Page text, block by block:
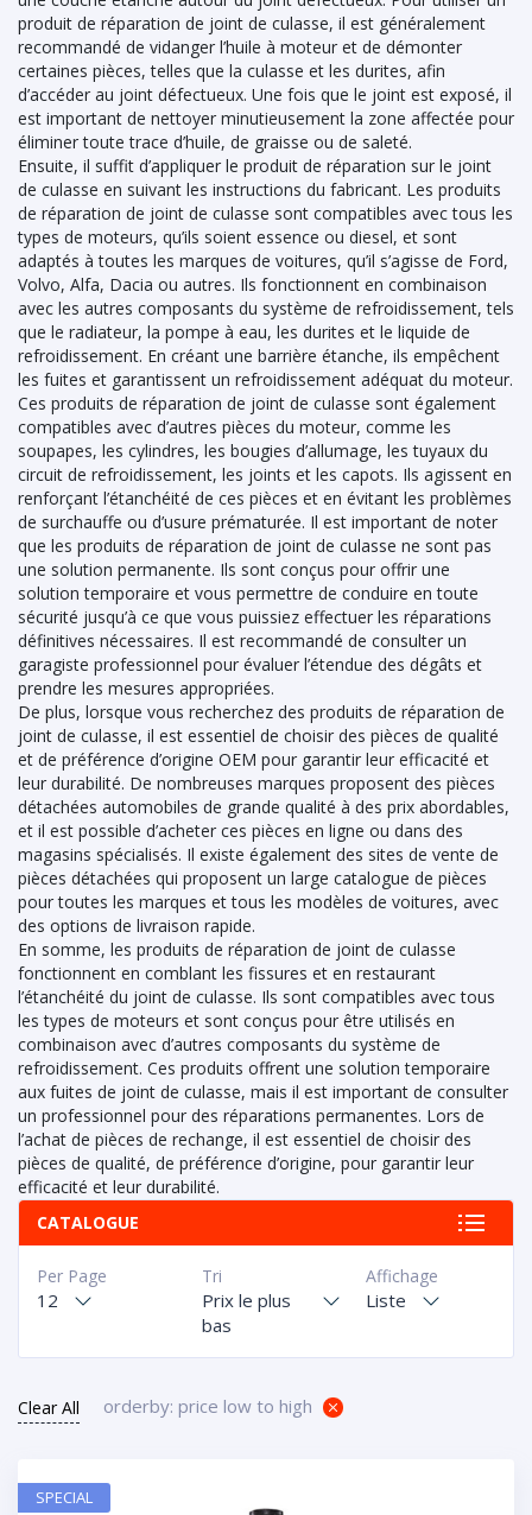
produit de réparation de joint de culasse, il est généralement
recommandé de vidanger l’huile à moteur et de démonter
certaines pièces, telles que la culasse et les durites, afin
d’accéder au joint défectueux. Une fois que le joint est exposé, il
est important de nettoyer minutieusement la zone affectée pour
éliminer toute trace d’huile, de graisse ou de saleté.
Ensuite, il suffit d’appliquer le produit de réparation sur le joint
de culasse en suivant les instructions du fabricant. Les produits
de réparation de joint de culasse sont compatibles avec tous les
types de moteurs, qu’ils soient essence ou diesel, et sont
adaptés à toutes les marques de voitures, qu’il s’agisse de Ford,
Volvo, Alfa, Dacia ou autres. Ils fonctionnent en combinaison
avec les autres composants du système de refroidissement, tels
que le radiateur, la pompe à eau, les durites et le liquide de
refroidissement. En créant une barrière étanche, ils empêchent
les fuites et garantissent un refroidissement adéquat du moteur.
Ces produits de réparation de joint de culasse sont également
compatibles avec d’autres pièces du moteur, comme les
soupapes, les cylindres, les bougies d’allumage, les tuyaux du
circuit de refroidissement, les joints et les capots. Ils agissent en
renforçant l’étanchéité de ces pièces et en évitant les problèmes
de surchauffe ou d’usure prématurée. Il est important de noter
que les produits de réparation de joint de culasse ne sont pas
une solution permanente. Ils sont conçus pour offrir une
solution temporaire et vous permettre de conduire en toute
sécurité jusqu’à ce que vous puissiez effectuer les réparations
définitives nécessaires. Il est recommandé de consulter un
garagiste professionnel pour évaluer l’étendue des dégâts et
prendre les mesures appropriées.
De plus, lorsque vous recherchez des produits de réparation de
joint de culasse, il est essentiel de choisir des pièces de qualité
et de préférence d’origine OEM pour garantir leur efficacité et
leur durabilité. De nombreuses marques proposent des pièces
détachées automobiles de grande qualité à des prix abordables,
et il est possible d’acheter ces pièces en ligne ou dans des
magasins spécialisés. Il existe également des sites de vente de
pièces détachées qui proposent un large catalogue de pièces
pour toutes les marques et tous les modèles de voitures, avec
des options de livraison rapide.
En somme, les produits de réparation de joint de culasse
fonctionnent en comblant les fissures et en restaurant
l’étanchéité du joint de culasse. Ils sont compatibles avec tous
les types de moteurs et sont conçus pour être utilisés en
combinaison avec d’autres composants du système de
refroidissement. Ces produits offrent une solution temporaire
aux fuites de joint de culasse, mais il est important de consulter
un professionnel pour des réparations permanentes. Lors de
l’achat de pièces de rechange, il est essentiel de choisir des
pièces de qualité, de préférence d’origine, pour garantir leur
efficacité et leur durabilité.
CATALOGUE
Affichage
Liste
Tri
Prix le plus
bas
Per Page
12
Clear All orderby: price low to high
SPECIAL